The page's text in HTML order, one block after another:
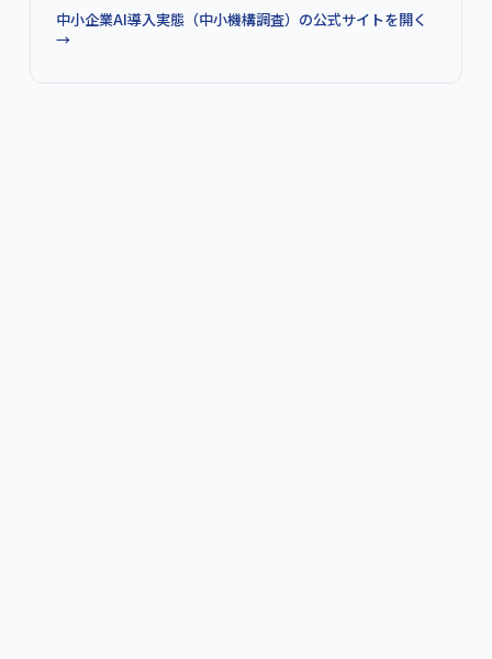
中小企業AI導入実態（中小機構調査） の公式サイトを開く
→